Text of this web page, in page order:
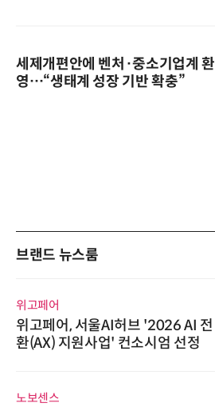
세제개편안에 벤처·중소기업계 환
영…“생태계 성장 기반 확충”
브랜드 뉴스룸
위고페어
위고페어, 서울AI허브 '2026 AI 전
환(AX) 지원사업' 컨소시엄 선정
노보센스